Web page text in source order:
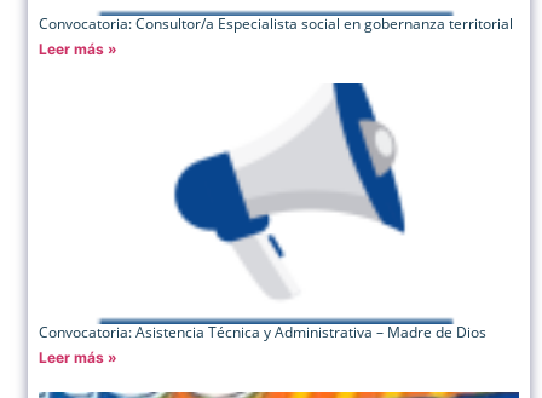
Convocatoria: Consultor/a Especialista social en gobernanza territorial
Leer más »
Convocatoria: Asistencia Técnica y Administrativa – Madre de Dios
Leer más »